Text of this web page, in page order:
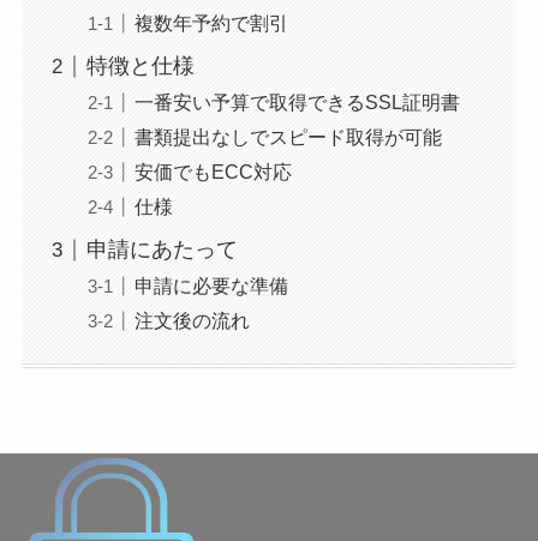
複数年予約で割引
特徴と仕様
一番安い予算で取得できるSSL証明書
書類提出なしでスピード取得が可能
安価でもECC対応
仕様
申請にあたって
申請に必要な準備
注文後の流れ